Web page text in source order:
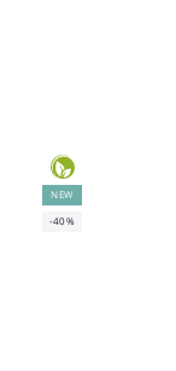
NEW
-40%